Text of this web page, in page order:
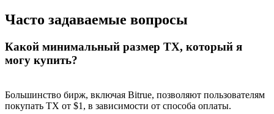
Часто задаваемые вопросы
Какой минимальный размер TX, который я
могу купить?
Большинство бирж, включая Bitrue, позволяют пользователям
покупать TX от $1, в зависимости от способа оплаты.